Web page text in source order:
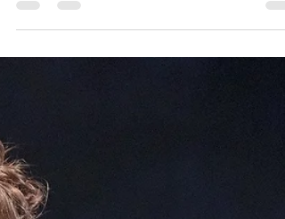
マブイオト
魂の音楽祭 マブイオト vol.１０ 当日券販売決定！
当日券販売開始時間 １１月２４日（土）１５：０
０より １１月２５日（日）１２：３０より ※２５